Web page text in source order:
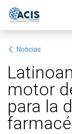
Noticias
motor
para la